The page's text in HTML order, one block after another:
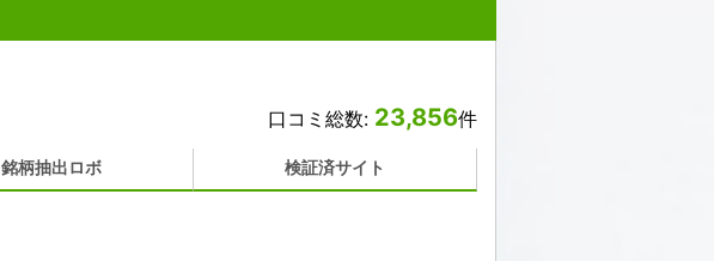
口コミ総数: 23,856件
銘柄抽出ロボ 検証済サイト